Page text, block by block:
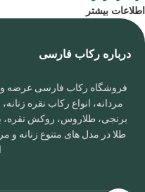
اطلاعات بیشتر
درباره رکاب فارسی
فروشگاه رکاب فارسی عرضه و
مردانه، انواع رکاب نقره
برنجی، طلاروس، روکش
طلا در مدل های متنوع زنانه و